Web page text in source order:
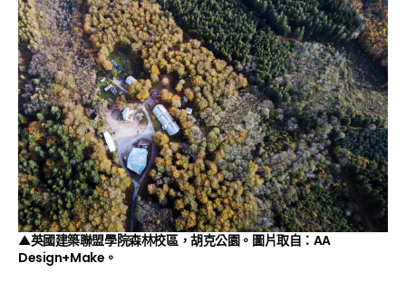
▲英國建築聯盟學院森林校區，胡克公園。圖片取自：AA
Design+Make。